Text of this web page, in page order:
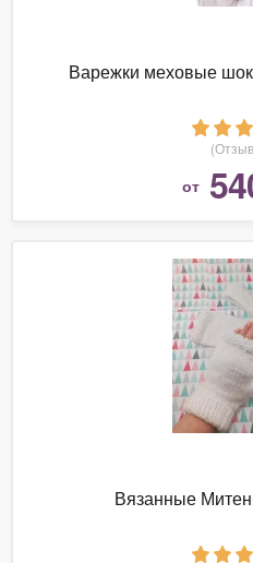
Варежки меховые
от
Вязанные